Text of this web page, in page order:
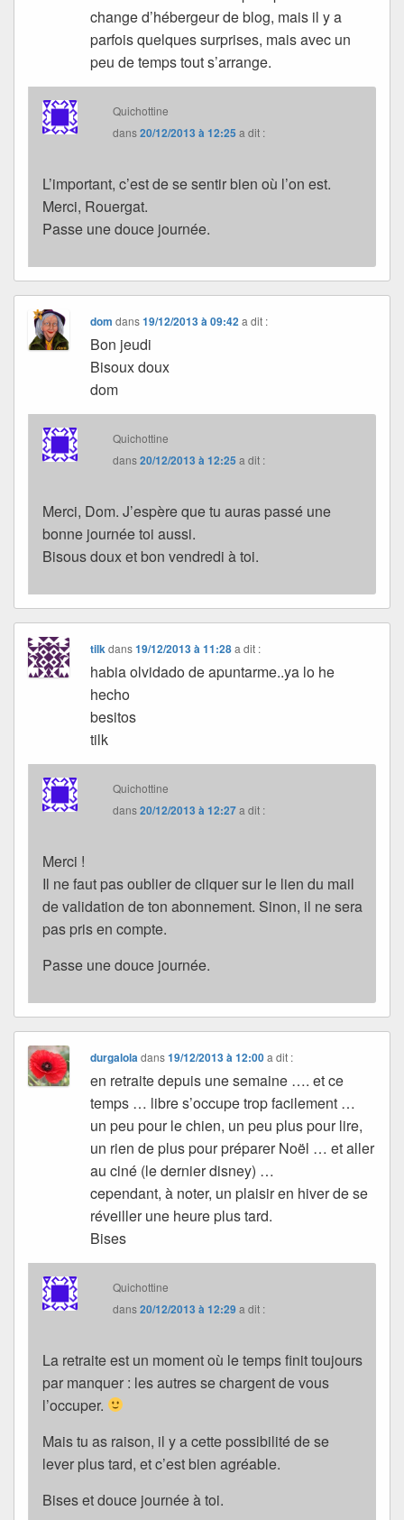
change d’hébergeur de blog, mais il y a
parfois quelques surprises, mais avec un
peu de temps tout s’arrange.
Quichottine
dans20/12/2013 à 12:25 a dit :
L’important, c’est de se sentir bien où l’on est.
Merci, Rouergat.
Passe une douce journée.
dom dans19/12/2013 à 09:42 a dit :
Bon jeudi
Bisoux doux
dom
Quichottine
dans20/12/2013 à 12:25 a dit :
Merci, Dom. J’espère que tu auras passé une
bonne journée toi aussi.
Bisous doux et bon vendredi à toi.
tilk dans19/12/2013 à 11:28 a dit :
habia olvidado de apuntarme..ya lo he
hecho
besitos
tilk
Quichottine
dans20/12/2013 à 12:27a dit :
Merci !
Il ne faut pas oublier de cliquer sur le lien du mail
de validation de ton abonnement. Sinon, il ne sera
pas pris en compte.
Passe une douce journée.
durgalola dans19/12/2013 à 12:00 a dit :
en retraite depuis une semaine …. et ce
temps … libre s’occupe trop facilement …
un peu pour le chien, un peu plus pour lire,
un rien de plus pour préparer Noël … et aller
au ciné (le dernier disney) …
cependant, à noter, un plaisir en hiver de se
réveiller une heure plus tard.
Bises
Quichottine
dans20/12/2013 à 12:29a dit :
La retraite est un moment où le temps finit toujours
par manquer : les autres se chargent de vous
l’occuper.
Mais tu as raison, il y a cette possibilité de se
lever plus tard, et c’est bien agréable.
Bises et douce journée à toi.